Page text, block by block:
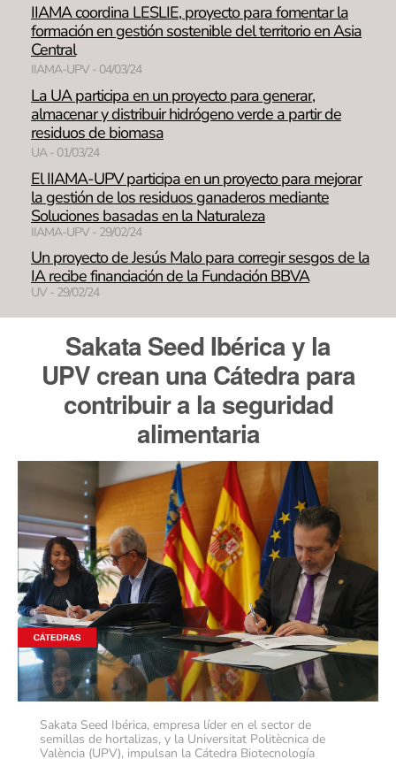
IIAMA coordina LESLIE, proyecto para fomentar la
formación en gestión sostenible del territorio en Asia
Central
IIAMA-UPV - 04/03/24
La UA participa en un proyecto para generar,
almacenar y distribuir hidrógeno verde a partir de
residuos de biomasa
UA - 01/03/24
El IIAMA-UPV participa en un proyecto para mejorar
la gestión de los residuos ganaderos mediante
Soluciones basadas en la Naturaleza
IIAMA-UPV - 29/02/24
Un proyecto de Jesús Malo para corregir sesgos de la
IA recibe financiación de la Fundación BBVA
UV - 29/02/24
Sakata Seed Ibérica y la
UPV crean una Cátedra para
contribuir a la seguridad
alimentaria
Sakata Seed Ibérica, empresa líder en el sector de
semillas de hortalizas, y la Universitat Politècnica de
València (UPV), impulsan la Cátedra Biotecnología